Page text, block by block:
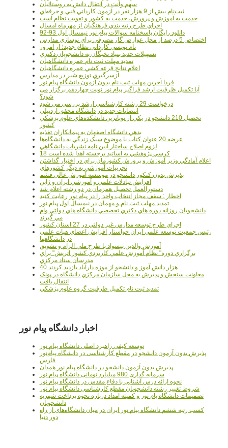
سهم وانت در انتقال دانش به روستائيان
ثبت‌نام بيش از 9 هزار نفر در آزمون کارداني فني و حرفه‌اي
خدمت به آموزش و پرورش، خدمت به کشور و تقويت نظام است
اجراي طرح رتبه بندي فرهنگيان از مهرماه امسال
دانلود رایگان پاسخنامه سوالات پیام نور نیمسال اول 93-92
اختصاص 5 درصد از محل عوارض گاز مصرفي براي نوسازي مدارس
نام نويسي کارداني نظام جديد؛ از امروز
تسهيلات جديد بنياد نخبگان به دانشجويان دکتري
تمديد مهلت ثبت نام عمره دانشگاهيان
اعلام نتايج قرعه کشي عمره دانشگاهيان
ازسرگيري توزيع شير در مدارس
فردا آخرین مهلت ثبت نام بدون آزمون دانشگاه پیام نور
آیا تکمیل ظرفیت ارشد فراگیر پیام نور نوبت چهاردهم برگزار می
شود؟
درخواست 29 رشته کارشناسي ارشد بررسي مي شود
انتصابات جديد در دانشگاه محقق اردبيلي
تحصيل 210 دانشجو در يکي از نوپاترين دانشکده‌هاي علوم پزشکي
کشور
بدهي دانشگاه اصفهان به پيمانکاران تغذيه
عرضه 20 عنوان کتاب با موضوع سبک زندگي به دانشگاه‌ها
لزوم اصلاح ساختار آيين نامه نشريات دانشگاهي
18 کرسي پژوهشي به اساتيد برجسته اهدا شده است
اعلام آمادگي وزير آموزش و پرورش کشورمان براي در اختيار گذاشتن
تجربيات آموزشي به ديگر کشورهاي
پذيرش بدون کنکور دانشجو در موسسه آموزش عالي قشم
افزايش تبادلات علمي و آموزشي ايران و ژاپن
دستورالعمل تحصیل همزمان در دو رشته اعلام شد
اخطار : سقف مجاز انتخاب واحد را در پیام نور رعایت کنید
تمدید مهلت ثبت نام و مهمان در نیمسال اول پیام نور
دانشجويان روزانه دوره هاي دكتري تخصصي دانشگاه هاي دولتي وام
مي گيرند
اجراي طرح توسعه مدارس غير دولتي در 27 استان کشور
رئيس جمعيت توسعه علمي ايران خواستار افزايش اعضاي هيات علمي
در دانشگاهها
آموزش والدين بيسواد با طرح ملي الزام و تشويق
برگزاري دوره" نظام آموزش علمي كاربردي كشور اتريش" براي
مدرسان ستاد مرکزي
40 هزار دانش آموز و دانشجو از موزه دارآباد بازديد کردند
معاونت سنجش و پذيرش به محل سازمان مرکزي دانشگاه در پونک
انتقال يافت
تمديد ثبت نام تکميل ظرفيت گروه علوم پزشکي
اخبار دانشگاه پیام نور
توسعه کیفی راهبرد اصلی دانشگاه پیام نور
پذیرش بدون آزمون دانشجو در مقطع کارشناسی در دانشگاه پیام‌نور
فارس
پذیرش بدون آزمون دانشجو در دانشگاه پیام نور همدان
سرمایه گذاری 980 میلیارد تومانی دانشگاه پیام نور
نحوه ارائه درس آشنایی با دفاع مقدس در دانشگاه پیام نور
شروط تغییر رشته دانشجویان مقطع کارشناسی دانشگاه پیام نور
تصمیمات دانشگاه یام نور و کمیته امداد درباره نحوه پرداخت شهریه
دانشجویان
کسب رتبه ششم دانشگاه پیام نور ایران در میان دانشگاه‌های از راه
دور دنیا